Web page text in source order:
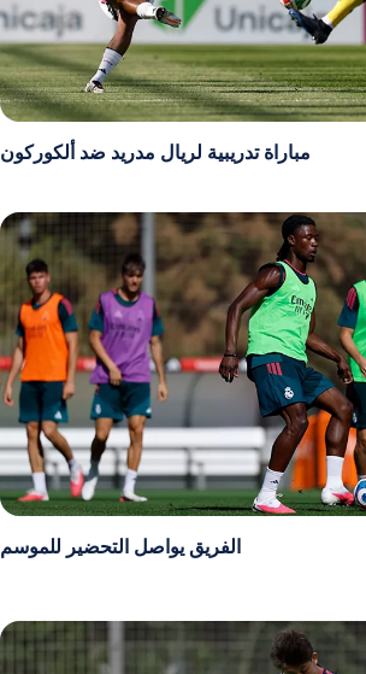
مباراة تدريبية لريال مدريد ضد ألكوركون
الفريق يواصل التحضير للموسم